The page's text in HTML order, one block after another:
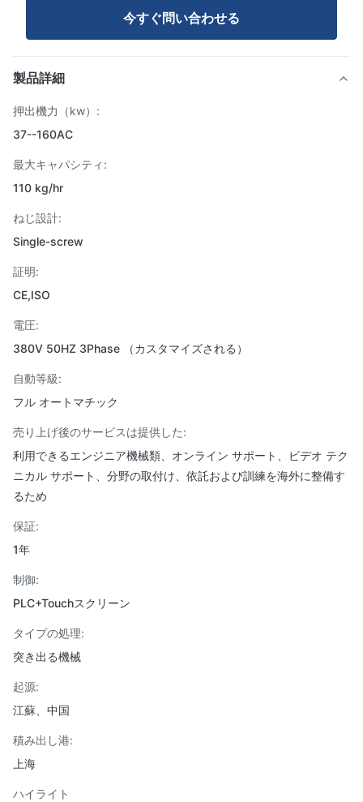
今すぐ問い合わせる
製品詳細
押出機力（kw）:
37--160AC
最大キャパシティ:
110 kg/hr
ねじ設計:
Single-screw
証明:
CE,ISO
電圧:
380V 50HZ 3Phase （カスタマイズされる）
自動等級:
フル オートマチック
売り上げ後のサービスは提供した:
利用できるエンジニア機械類、オンライン サポート、ビデオ テク
ニカル サポート、分野の取付け、依託および訓練を海外に整備す
るため
保証:
1年
制御:
PLC+Touchスクリーン
タイプの処理:
突き出る機械
起源:
江蘇、中国
積み出し港:
上海
ハイライト